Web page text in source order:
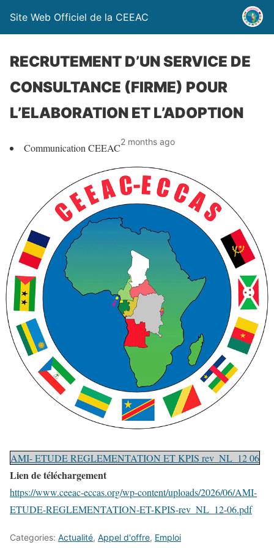
Site Web Officiel de la CEEAC
RECRUTEMENT D’UN SERVICE DE
CONSULTANCE (FIRME) POUR
L’ELABORATION ET L’ADOPTION
Communication CEEAC2 months ago
AMI- ETUDE REGLEMENTATION ET KPIS rev_NL_12 06
Lien de téléchargement
https://www.ceeac-eccas.org/wp-content/uploads/2026/06/AMI-
ETUDE-REGLEMENTATION-ET-KPIS-rev_NL_12-06.pdf
Categories: Actualité, Appel d'offre, Emploi